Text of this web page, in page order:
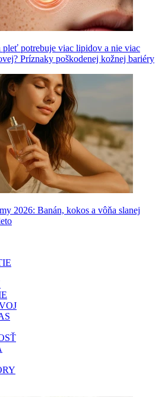
potrebuje viac lipidov a nie viac
Príznaky poškodenej kožnej bariéry
2026: Banán, kokos a vôňa slanej